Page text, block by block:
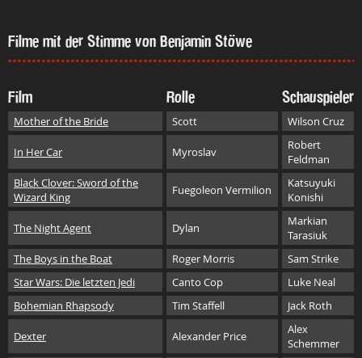
Filme mit der Stimme von Benjamin Stöwe
Film Rolle Schauspieler
Mother of the Bride Scott Wilson Cruz
In Her Car Myroslav
Robert
Feldman
Black Clover: Sword of the
Wizard King
Fuegoleon Vermilion
Katsuyuki
Konishi
The Night Agent Dylan
Markian
Tarasiuk
The Boys in the Boat
Roger Morris
Sam Strike
Star Wars: Die letzten Jedi
Canto Cop
Luke Neal
Bohemian Rhapsody
Tim Staffell Jack Roth
Dexter Alexander Price
Alex
Schemmer